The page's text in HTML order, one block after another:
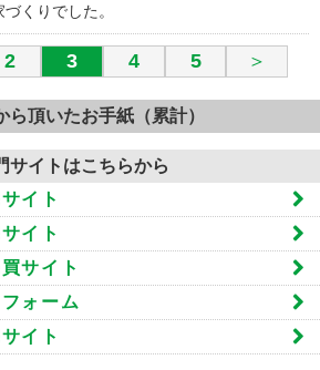
くりでした。
2 3 4 5 ＞
ら頂いたお手紙（累計）
サイトはこちらから
イト
イト
サイト
ォーム
イト